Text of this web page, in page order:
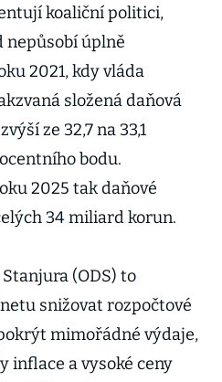
koaliční politici,
úplně
2021, kdy vláda
složená daňová
ze 32,7 na 33,1
bodu.
2025 tak daňové
34 miliard korun.
(ODS) to
snižovat rozpočtové
mimořádné výdaje,
inflace a vysoké ceny